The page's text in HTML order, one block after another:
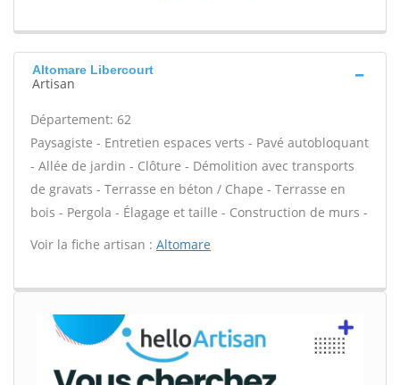
Altomare Libercourt
Artisan
Département: 62
Paysagiste - Entretien espaces verts - Pavé autobloquant
- Allée de jardin - Clôture - Démolition avec transports
de gravats - Terrasse en béton / Chape - Terrasse en
bois - Pergola - Élagage et taille - Construction de murs -
Voir la fiche artisan : Altomare